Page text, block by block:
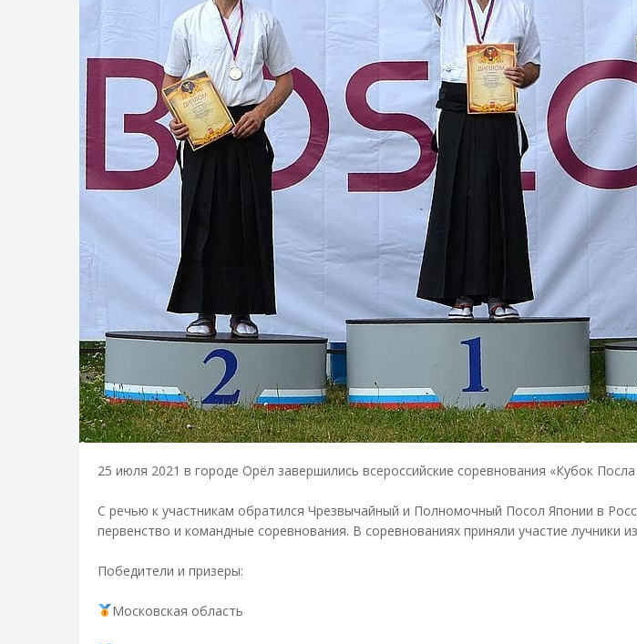
25 июля 2021 в городе Орёл завершились всероссийские соревнования «Кубок
С речью к участникам обратился Чрезвычайный и Полномочный Посол Японии в
первенство и командные соревнования. В соревнованиях приняли участие лучники
Победители и призеры:
Московская область